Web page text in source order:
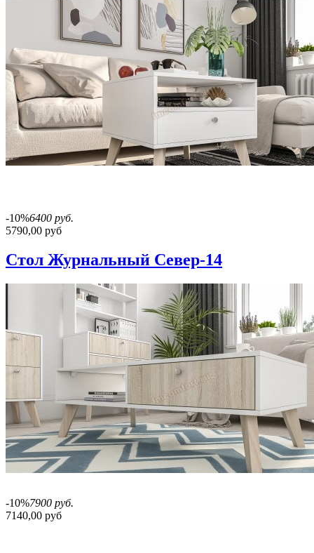
-10%6400 руб.
5790,00 руб
Стол Журнальный Север-14
-10%7900 руб.
7140,00 руб